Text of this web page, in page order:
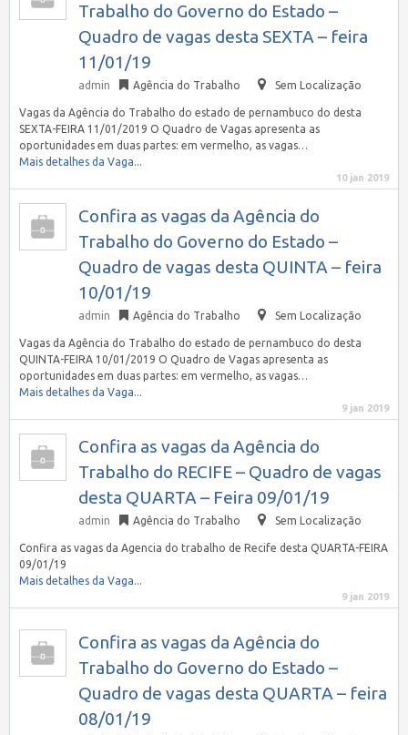
Trabalho do Governo do Estado –
Quadro de vagas desta SEXTA – feira
11/01/19
admin Agência do Trabalho Sem Localização
Vagas da Agência do Trabalho do estado de pernambuco do desta
SEXTA-FEIRA 11/01/2019 O Quadro de Vagas apresenta as
oportunidades em duas partes: em vermelho, as vagas…
Mais detalhes da Vaga...
10 jan 2019
Confira as vagas da Agência do
Trabalho do Governo do Estado –
Quadro de vagas desta QUINTA – feira
10/01/19
admin Agência do Trabalho Sem Localização
Vagas da Agência do Trabalho do estado de pernambuco do desta
QUINTA-FEIRA 10/01/2019 O Quadro de Vagas apresenta as
oportunidades em duas partes: em vermelho, as vagas…
Mais detalhes da Vaga...
9 jan 2019
Confira as vagas da Agência do
Trabalho do RECIFE – Quadro de vagas
desta QUARTA – Feira 09/01/19
admin Agência do Trabalho Sem Localização
Confira as vagas da Agencia do trabalho de Recife desta QUARTA-FEIRA
09/01/19
Mais detalhes da Vaga...
9 jan 2019
Confira as vagas da Agência do
Trabalho do Governo do Estado –
Quadro de vagas desta QUARTA – feira
08/01/19